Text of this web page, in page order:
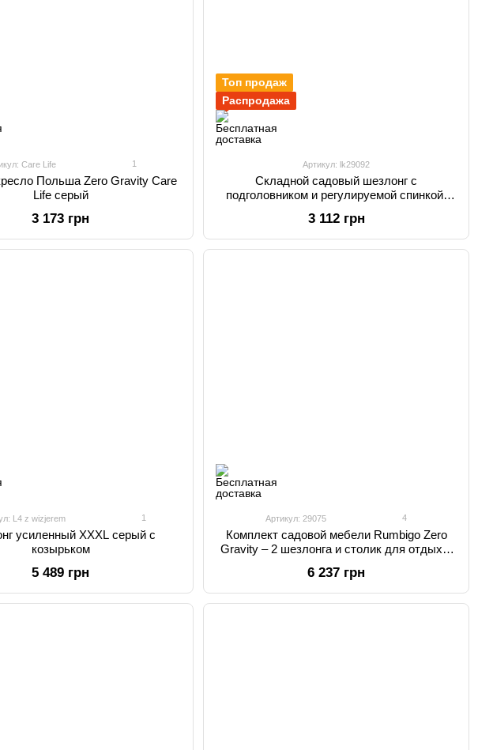
Care Life 1
Польша Zero Gravity Care
Life серый
3 173 грн
Топ продаж
Распродажа
Артикул: lk29092
Складной садовый шезлонг с
подголовником и регулируемой спинкой,
3 112 грн
L4 z wizjerem 1
усиленный XXXL серый с
козырьком
5 489 грн
Артикул: 29075 4
Комплект садовой мебели Rumbigo Zero
Gravity – 2 шезлонга и столик для отдыха,
6 237 грн